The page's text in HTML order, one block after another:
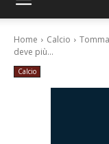
Home Calcio
deve più...
Calcio